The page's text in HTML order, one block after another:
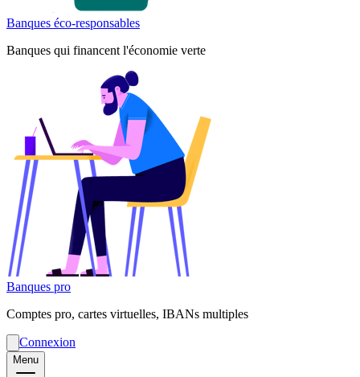
Banques éco-responsables
Banques qui financent l'économie verte
Banques pro
Comptes pro, cartes virtuelles, IBANs multiples
Connexion
Menu